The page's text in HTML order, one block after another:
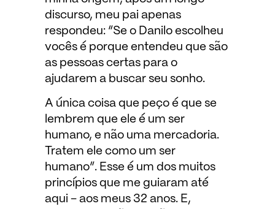
discurso, meu pai apenas
respondeu: “Se o Danilo escolheu
vocês é porque entendeu que são
as pessoas certas para o
ajudarem a buscar seu sonho.
A única coisa que peço é que se
lembrem que ele é um ser
humano, e não uma mercadoria.
Tratem ele como um ser
humano”. Esse é um dos muitos
princípios que me guiaram até
aqui – aos meus 32 anos. E,